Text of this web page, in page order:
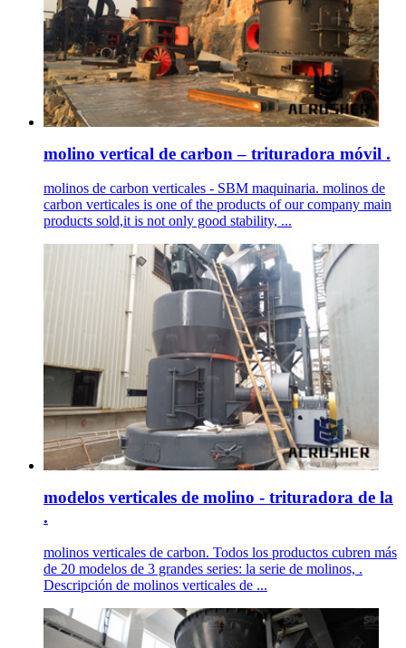
molino vertical de carbon – trituradora móvil .
molinos de carbon verticales - SBM maquinaria. molinos de
carbon verticales is one of the products of our company main
products sold,it is not only good stability, ...
modelos verticales de molino - trituradora de la
.
molinos verticales de carbon. Todos los productos cubren más
de 20 modelos de 3 grandes series: la serie de molinos, .
Descripción de molinos verticales de ...